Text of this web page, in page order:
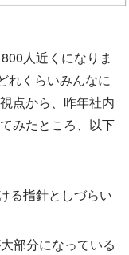
人近くになりま
れくらいみんなに
点から、昨年社内
みたところ、以下
る指針としづらい
部分になっている